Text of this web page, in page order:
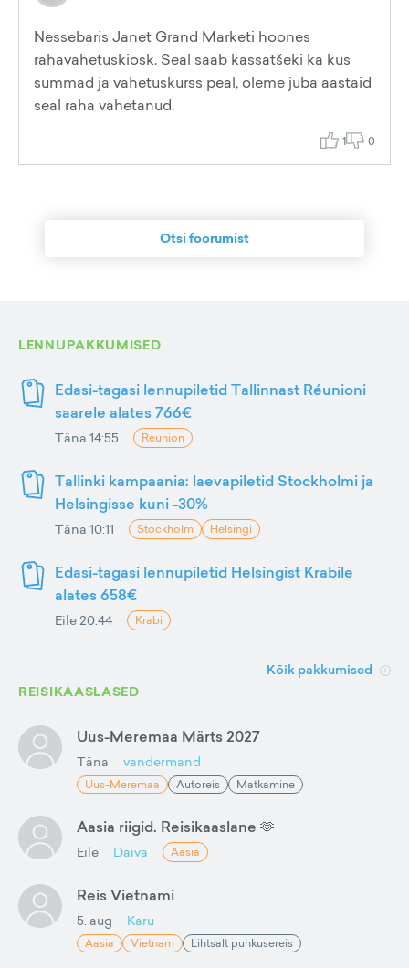
Nessebaris Janet Grand Marketi hoones
rahavahetuskiosk. Seal saab kassatšeki ka kus
summad ja vahetuskurss peal, oleme juba aastaid
seal raha vahetanud.
1 0
Otsi foorumist
LENNUPAKKUMISED
Edasi-tagasi lennupiletid Tallinnast Réunioni
saarele alates 766€
Täna 14:55 Reunion
Tallinki kampaania: laevapiletid Stockholmi ja
Helsingisse kuni -30%
Täna 10:11 Stockholm Helsingi
Edasi-tagasi lennupiletid Helsingist Krabile
alates 658€
Eile 20:44 Krabi
Kõik pakkumised
REISIKAASLASED
Uus-Meremaa Märts 2027
Täna vandermand
Uus-Meremaa Autoreis Matkamine
Aasia riigid. Reisikaaslane 🫶
Eile Daiva Aasia
Reis Vietnami
5. aug Karu
Aasia Vietnam Lihtsalt puhkusereis